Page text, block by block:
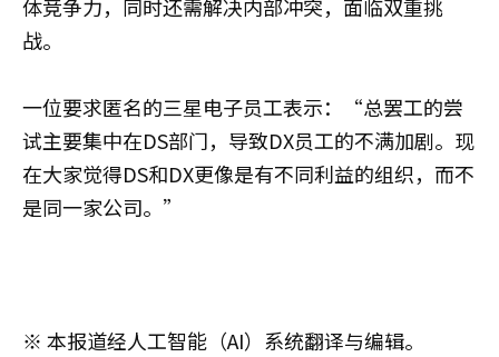
体竞争力，同时还需解决内部冲突，面临双重挑
战。
一位要求匿名的三星电子员工表示：“总罢工的尝
试主要集中在DS部门，导致DX员工的不满加剧。现
在大家觉得DS和DX更像是有不同利益的组织，而不
是同一家公司。”
※ 本报道经人工智能（AI）系统翻译与编辑。